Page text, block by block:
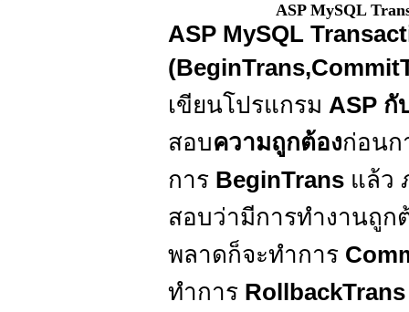
ASP MySQL
ASP MySQL
เขียนโปรแกรม ASP กั
สอบความถูกต้องก่อนก
การ BeginTransแล้ว
สอบว่ามีการทำงานถู
พลาดก็จะทำการ
ทำการ RollbackTrans